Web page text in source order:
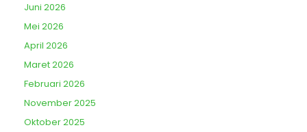
Juni 2026
Mei 2026
April 2026
Maret 2026
Februari 2026
November 2025
Oktober 2025